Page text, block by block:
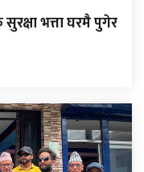
भत्ता घरमै पुगेर